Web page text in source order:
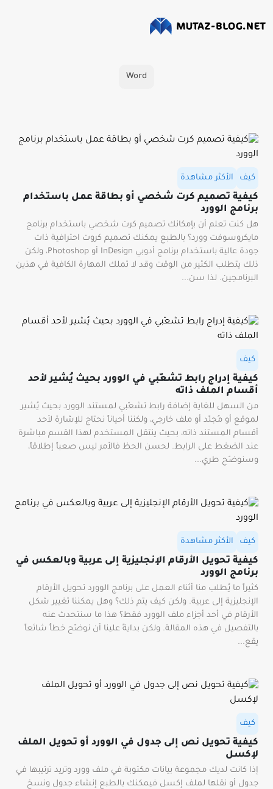
Word
كيف الأكثر مشاهدة
كيفية تصميم كرت شخصي أو بطاقة عمل باستخدام
برنامج الوورد
هل كنت تعلم أن بإمكانك تصميم كرت شخصي باستخدام برنامج
مايكروسوفت وورد؟ بالطبع يمكنك تصميم كروت احترافية ذات
جودة عالية باستخدام برنامج أدوبي InDesign أو Photoshop، ولكن
ذلك يتطلب الكثير من الوقت وقد لا تملك المهارة الكافية في هذين
البرنامجين. لذا سن...
كيف
كيفية إدراج رابط تشعّبي في الوورد بحيث يُشير لأحد
أقسام الملف ذاته
من السهل للغاية إضافة رابط تشعّبي لمستند الوورد بحيث يُشير
لموقع أو مُجلّد أو ملف خارجي، ولكننا أحياناً نحتاج للإشارة لأحد
أقسام المستند ذاته، بحيث ينتقل المستخدم لهذا القسم مباشرة
عند الضغط على الرابط. لحسن الحظ فالأمر ليس صعباً إطلاقاً،
وسنوضّح طري...
كيف الأكثر مشاهدة
كيفية تحويل الأرقام الإنجليزية إلى عربية وبالعكس في
برنامج الوورد
كثيراً ما يُطلب منا أثناء العمل على برنامج الوورد تحويل الأرقام
الإنجليزية إلى عربية. ولكن كيف يتم ذلك؟ وهل يمكننا تغيير شكل
الأرقام في أحد أجزاء ملف الوورد فقط؟ هذا ما سنتحدث عنه
بالتفصيل في هذه المقالة. ولكن بدايةً علينا أن نوضّح خطأً شائعاً
يقع...
كيف
كيفية تحويل نص إلى جدول في الوورد أو تحويل الملف
لإكسل
إذا كانت لديك مجموعة بيانات مكتوبة في ملف وورد وتريد ترتيبها في
جدول أو نقلها لملف إكسل فيمكنك بالطبع إنشاء جدول ونسخ